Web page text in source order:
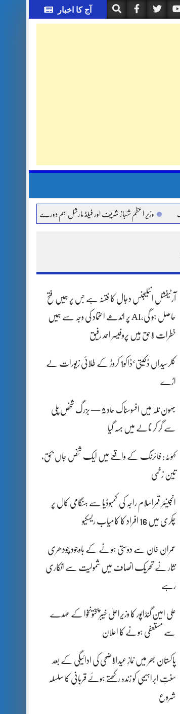
آج کا اخبار
وزیر اعظم شہباز شریف اور فیلڈ مارشل اہم دورے پر سعودی عرب روانہ
آرٹیفشل انٹلیجنس دجال کا فتنہ ہے جس پر ہمیں فتح
حاصل ہو گی،AI پر اندھے اعتماد کی وجہ سے ہمیں
خطرات لاحق ہیں پروفیسر احمد رفیق
کلرسیداں ڈکیتی‘ڈاکو1 کروڑ کے طلائی زیورات لے
اڑے
بھون نلہ میں افسوسناک حادثہ — بزرگ شخص پلی
سے گر کر نالے میں بہہ گیا
کہوٹہ: فائرنگ کے واقعے میں ایک شخص جاں بحق،
تین زخمی
انجینئر قمراسلام راجہ کی کمبوڈیا سے ہنگامی کال پر
چکری میں 16 افراد کا کامیاب ریسکیو
عمران خان سے دوستی ہونے کے باوجود چودھری
نثار نے تحریک انصاف میں شمولیت سے انکاری
رہے
علی امین گنڈاپور کا وزیراعلیٰ خیبرپختونخوا کے عہدے
سے مستعفی ہونے کا اعلان
پاکستان بھر میں نمازِ عیدالاضحی کی ادائیگی کے بعد
سنتِ ابراہیمی کو زندہ رکھتے ہوئے قربانی کا سلسلہ
شروع